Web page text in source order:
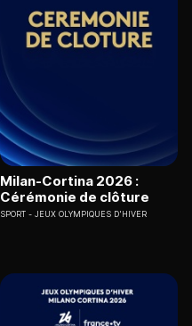
Milan-Cortina 2026 :
Cérémonie de clôture
SPORT JEUX OLYMPIQUES D'HIVER